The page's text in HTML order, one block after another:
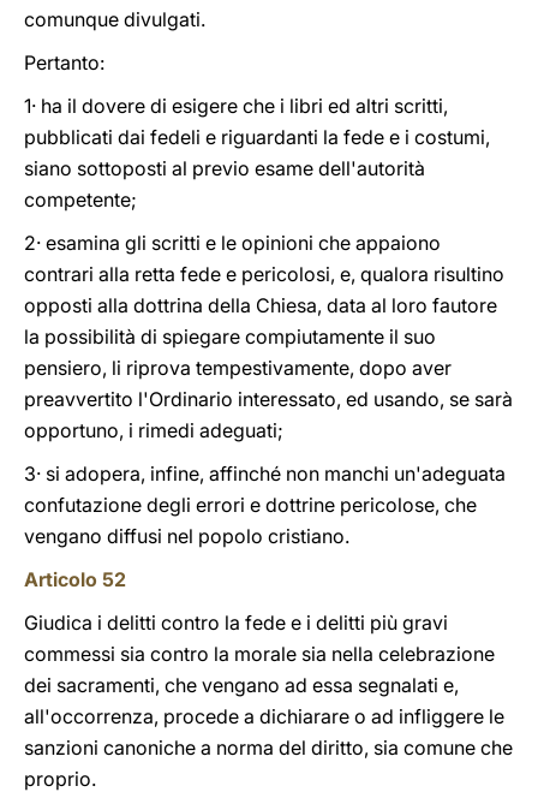
comunque divulgati.
Pertanto:
1· ha il dovere di esigere che i libri ed altri scritti,
pubblicati dai fedeli e riguardanti la fede e i costumi,
siano sottoposti al previo esame dell'autorità
competente;
2· esamina gli scritti e le opinioni che appaiono
contrari alla retta fede e pericolosi, e, qualora risultino
opposti alla dottrina della Chiesa, data al loro fautore
la possibilità di spiegare compiutamente il suo
pensiero, li riprova tempestivamente, dopo aver
preavvertito l'Ordinario interessato, ed usando, se sarà
opportuno, i rimedi adeguati;
3· si adopera, infine, affinché non manchi un'adeguata
confutazione degli errori e dottrine pericolose, che
vengano diffusi nel popolo cristiano.
Articolo 52
Giudica i delitti contro la fede e i delitti più gravi
commessi sia contro la morale sia nella celebrazione
dei sacramenti, che vengano ad essa segnalati e,
all'occorrenza, procede a dichiarare o ad infliggere le
sanzioni canoniche a norma del diritto, sia comune che
proprio.